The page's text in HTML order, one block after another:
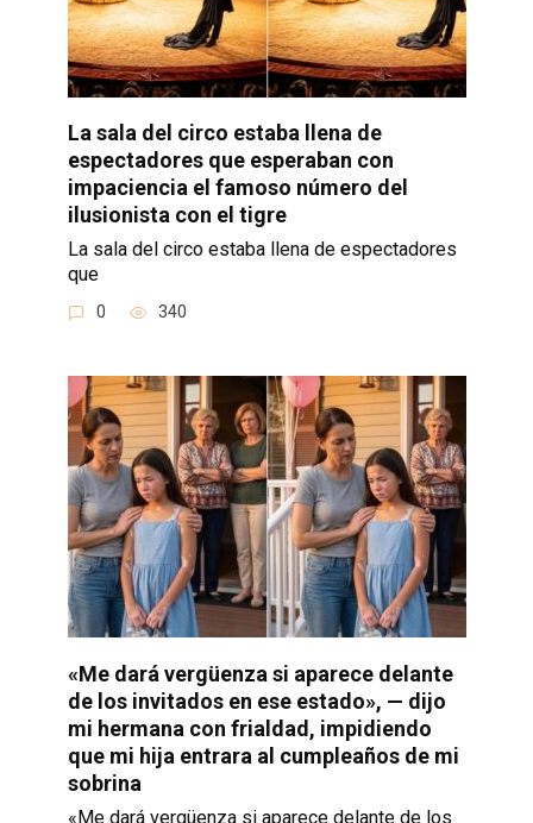
La sala del circo estaba llena de
espectadores que esperaban con
impaciencia el famoso número del
ilusionista con el tigre
La sala del circo estaba llena de espectadores
que
0 340
«Me dará vergüenza si aparece delante
de los invitados en ese estado», — dijo
mi hermana con frialdad, impidiendo
que mi hija entrara al cumpleaños de mi
sobrina
«Me dará vergüenza si aparece delante de los